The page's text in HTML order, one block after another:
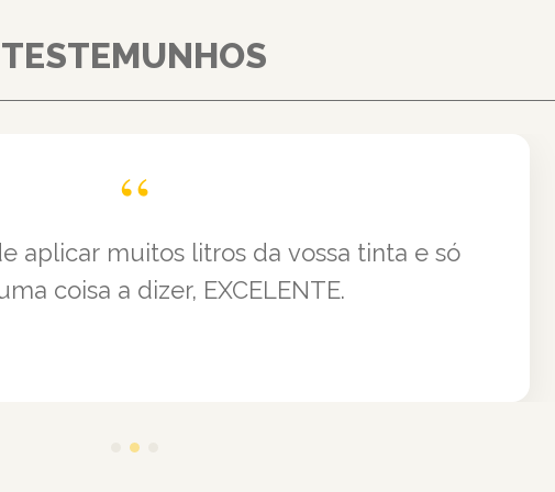
TESTEMUNHOS
aplicar muitos litros da vossa tinta e só
coisa a dizer, EXCELENTE.